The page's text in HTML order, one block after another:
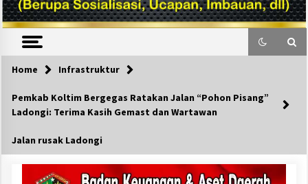
Home Infrastruktur
Pemkab Koltim Bergegas Ratakan Jalan “Pohon Pisang”
Ladongi: Terima Kasih Gemast dan Wartawan
Jalan rusak Ladongi